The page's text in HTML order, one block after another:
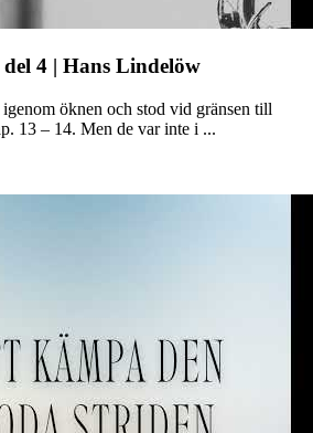
4 | Hans Lindelöw
öknen och stod vid gränsen till
13 – 14. Men de var inte i ...